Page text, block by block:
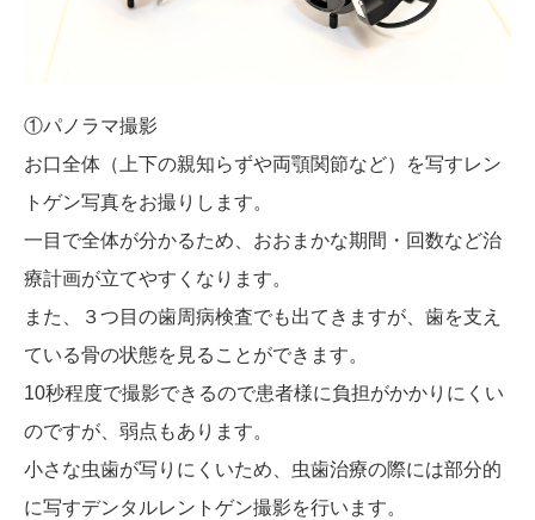
①パノラマ撮影
お口全体（上下の親知らずや両顎関節など）を写すレン
トゲン写真をお撮りします。
一目で全体が分かるため、おおまかな期間・回数など治
療計画が立てやすくなります。
また、３つ目の歯周病検査でも出てきますが、歯を支え
ている骨の状態を見ることができます。
10秒程度で撮影できるので患者様に負担がかかりにくい
のですが、弱点もあります。
小さな虫歯が写りにくいため、虫歯治療の際には部分的
に写すデンタルレントゲン撮影を行います。